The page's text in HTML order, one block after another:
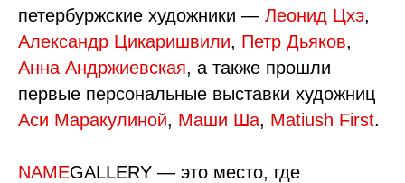
петербуржские художники — Леонид Цхэ,
Александр Цикаришвили, Петр Дьяков,
Анна Андржиевская, а также прошли
первые персональные выставки художниц
Аси Маракулиной, Маши Ша, Matiush First.
NAMEGALLERY — это место, где